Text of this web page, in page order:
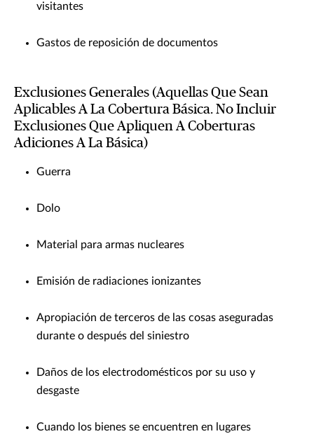
visitantes
Gastos de reposición de documentos
Exclusiones Generales (Aquellas Que Sean
Aplicables A La Cobertura Básica. No Incluir
Exclusiones Que Apliquen A Coberturas
Adiciones A La Básica)
Guerra
Dolo
Material para armas nucleares
Emisión de radiaciones ionizantes
Apropiación de terceros de las cosas aseguradas
durante o después del siniestro
Daños de los electrodomésticos por su uso y
desgaste
Cuando los bienes se encuentren en lugares